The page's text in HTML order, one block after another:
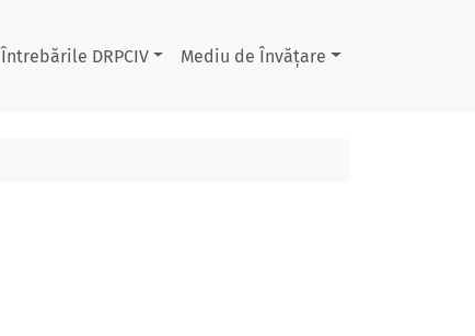
Întrebările DRPCIV Mediu de Învățare